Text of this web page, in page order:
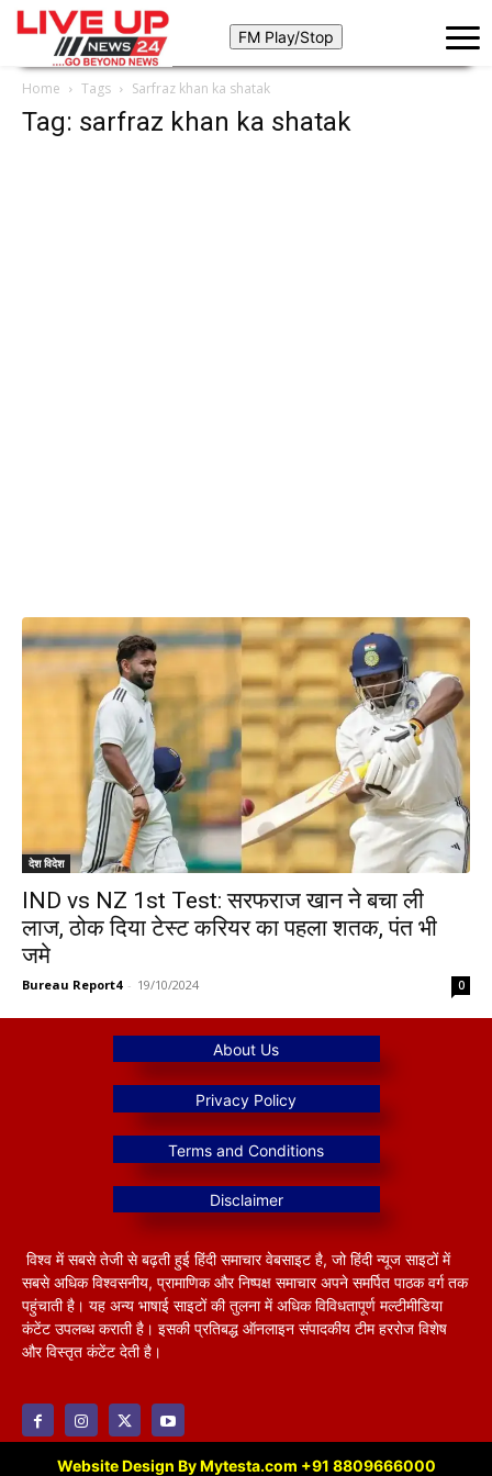
Home Tags Sarfraz khan ka shatak
Tag: sarfraz khan ka shatak
देश विदेश
IND vs NZ 1st Test: सरफराज खान ने बचा ली
लाज, ठोक दिया टेस्ट करियर का पहला शतक, पंत भी
जमे
Bureau Report4 - 19/10/2024 0
विश्व में सबसे तेजी से बढ़ती हुई हिंदी समाचार वेबसाइट है, जो हिंदी न्यूज साइटों में
सबसे अधिक विश्वसनीय, प्रामाणिक और निष्पक्ष समाचार अपने समर्पित पाठक वर्ग तक
पहुंचाती है। यह अन्य भाषाई साइटों की तुलना में अधिक विविधतापूर्ण मल्टीमीडिया
कंटेंट उपलब्ध कराती है। इसकी प्रतिबद्ध ऑनलाइन संपादकीय टीम हररोज विशेष
और विस्तृत कंटेंट देती है।
Website Design By Mytesta.com +91 8809666000